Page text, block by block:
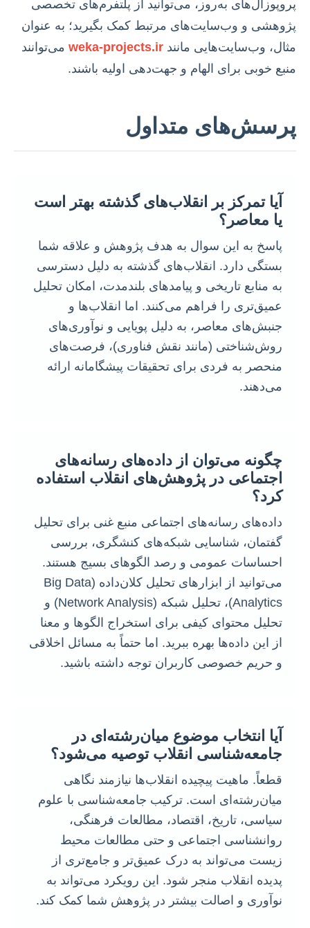
پروپوزال‌های به‌روز، می‌توانید از پلتفرم‌های تخصصی
پژوهشی و وب‌سایت‌های مرتبط کمک بگیرید؛ به عنوان
مثال، وب‌سایت‌هایی مانند weka-projects.ir می‌توانند
منبع خوبی برای الهام و جهت‌دهی اولیه باشند.
پرسش‌های متداول
آیا تمرکز بر انقلاب‌های گذشته بهتر است
یا معاصر؟
پاسخ به این سوال به هدف پژوهش و علاقه شما
بستگی دارد. انقلاب‌های گذشته به دلیل دسترسی
به منابع تاریخی و پیامدهای بلندمدت، امکان تحلیل
عمیق‌تری را فراهم می‌کنند. اما انقلاب‌ها و
جنبش‌های معاصر، به دلیل پویایی و نوآوری‌های
روش‌شناختی (مانند نقش فناوری)، فرصت‌های
منحصر به فردی برای تحقیقات پیشگامانه ارائه
می‌دهند.
چگونه می‌توان از داده‌های رسانه‌های
اجتماعی در پژوهش‌های انقلاب استفاده
کرد؟
داده‌های رسانه‌های اجتماعی منبع غنی برای تحلیل
گفتمان، شناسایی شبکه‌های کنشگری، بررسی
احساسات عمومی و رصد الگوهای بسیج هستند.
می‌توانید از ابزارهای تحلیل کلان‌داده (Big Data
Analytics)، تحلیل شبکه (Network Analysis) و
تحلیل محتوای کیفی برای استخراج الگوها و معنا
از این داده‌ها بهره ببرید. اما حتماً به مسائل اخلاقی
و حریم خصوصی کاربران توجه داشته باشید.
آیا انتخاب موضوع میان‌رشته‌ای در
جامعه‌شناسی انقلاب توصیه می‌شود؟
قطعاً. ماهیت پیچیده انقلاب‌ها نیازمند نگاهی
میان‌رشته‌ای است. ترکیب جامعه‌شناسی با علوم
سیاسی، تاریخ، اقتصاد، مطالعات فرهنگی،
روانشناسی اجتماعی و حتی مطالعات محیط
زیست می‌تواند به درک عمیق‌تر و جامع‌تری از
پدیده انقلاب منجر شود. این رویکرد می‌تواند به
نوآوری و اصالت بیشتر در پژوهش شما کمک کند.